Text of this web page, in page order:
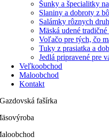
Šunky a špecialitky
Slaniny a dobroty z
Salámky rôznych
Mäská udené
Voľačo pre tých, čo
Tuky z prasiatka a
Jedlá pripravené pre
Veľkoobchod
Maloobchod
Kontakt
Gazdovská fašírka